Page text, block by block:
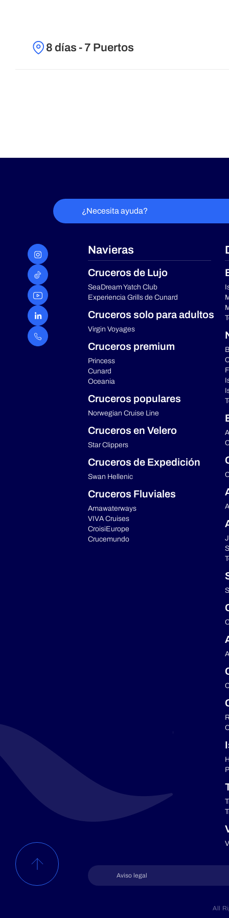
8 días - 7 Puertos
¿Necesita ayuda?
Navieras
Cruceros de Lujo
SeaDream Yatch Club
Experiencia Grills de Cunard
Cruceros solo para adultos
Virgin Voyages
Cruceros premium
Princess
Cunard
Oceania
Cruceros populares
Norwegian Cruise Line
Cruceros en Velero
Star Clippers
Cruceros de Expedición
Swan Hellenic
Cruceros Fluviales
Amawaterways
VIVA Cruises
CroisiEurope
Crucemundo
Aviso legal
All